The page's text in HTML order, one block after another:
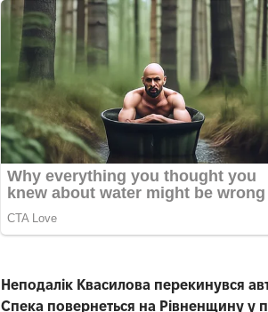
Неподалік Квасилова перекинувся
Спека повернеться на Рівненщину у